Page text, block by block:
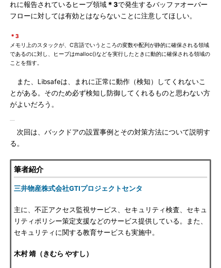
れに報告されているヒープ領域 ＊3で発生するバッファオーバー
フローに対しては有効とはならないことに注意してほしい。
＊3
メモリ上のスタックが、C言語でいうところの変数や配列が静的に確保される領域
であるのに対し、ヒープはmalloc()などを実行したときに動的に確保される領域の
ことを指す。
また、Libsafeは、まれに正常に動作（検知）してくれないこ
とがある。そのため必ず検知し防御してくれるものと思わない方
がよいだろう。
次回は、バックドアの設置事例とその対策方法について説明す
る。
筆者紹介
三井物産株式会社GTIプロジェクトセンタ
主に、不正アクセス監視サービス、セキュリティ検査、セキュ
リティポリシー策定支援などのサービス提供している。また、
セキュリティに関する教育サービスも実施中。
木村 靖（きむら やすし）